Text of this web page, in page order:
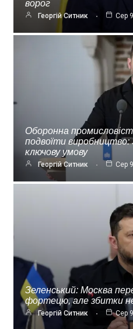
ворог
Георгій Ситник Сер
Оборонна
подвоїти виробництво:
ключову умову
Георгій Ситник Сер
Зеленський: Москва
фортецю, але збитки
Георгій Ситник Сер